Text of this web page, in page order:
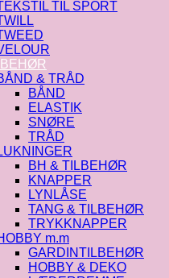
TIL SPORT
& TRÅD
BÅND
ELASTIK
SNØRE
TRÅD
BH & TILBEHØR
KNAPPER
LYNLÅSE
TANG & TILBEHØR
TRYKKNAPPER
m.m
GARDINTILBEHØR
HOBBY & DEKO